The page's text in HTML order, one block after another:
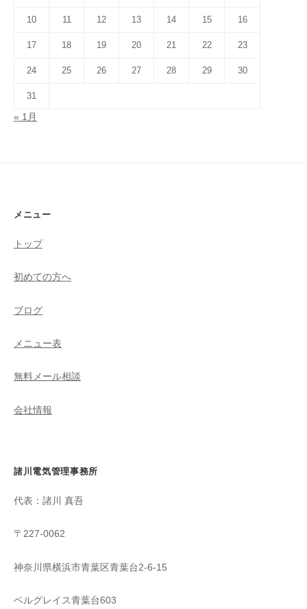
10 11 12 13 14 15 16
17 18 19 20 21 22 23
24 25 26 27 28 29 30
31
« 1月
メニュー
トップ
初めての方へ
ブログ
メニュー表
無料メール相談
会社情報
諸川電気管理事務所
代表：諸川 真吾
〒227-0062
神奈川県横浜市青葉区青葉台2-6-15
ベルグレイス青葉台603